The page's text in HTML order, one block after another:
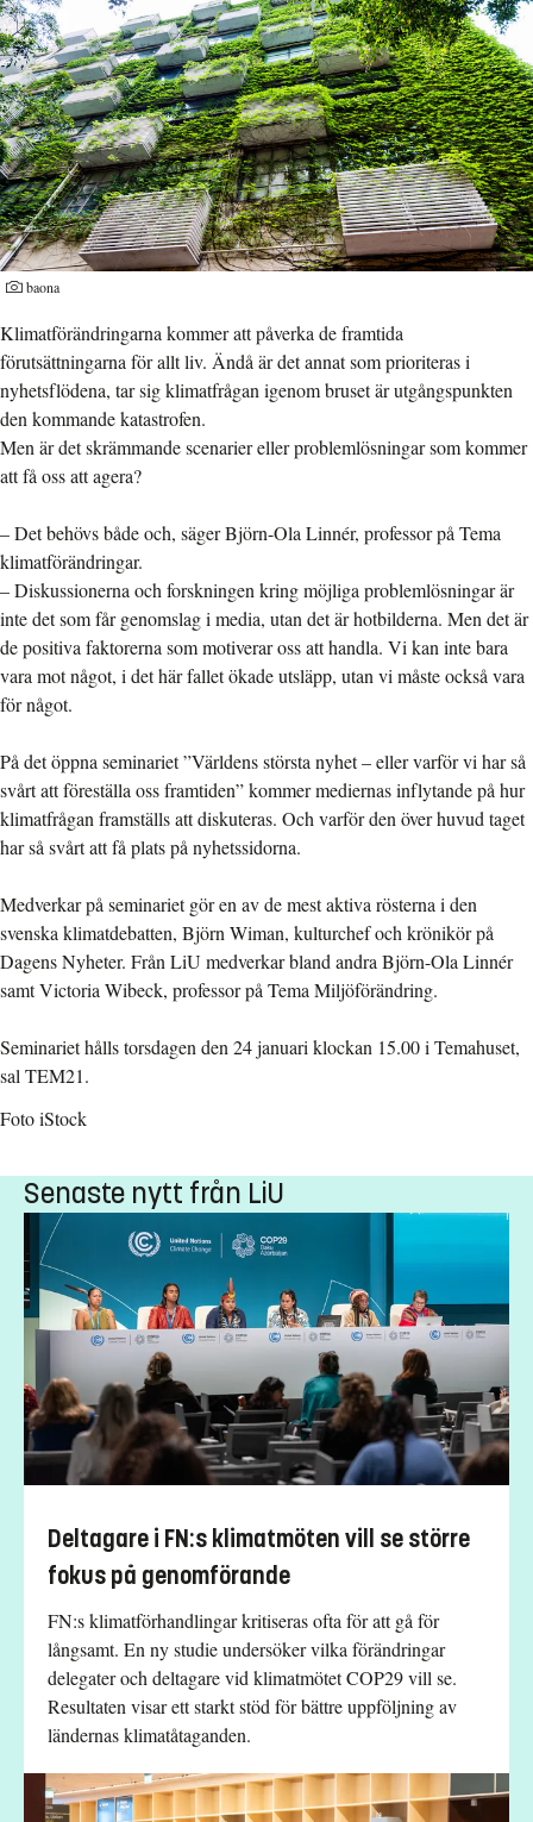
baona
Klimatförändringarna kommer att påverka de framtida
förutsättningarna för allt liv. Ändå är det annat som prioriteras i
nyhetsflödena, tar sig klimatfrågan igenom bruset är utgångspunkten
den kommande katastrofen.
Men är det skrämmande scenarier eller problemlösningar som kommer
att få oss att agera?
– Det behövs både och, säger Björn-Ola Linnér, professor på Tema
klimatförändringar.
– Diskussionerna och forskningen kring möjliga problemlösningar är
inte det som får genomslag i media, utan det är hotbilderna. Men det är
de positiva faktorerna som motiverar oss att handla. Vi kan inte bara
vara mot något, i det här fallet ökade utsläpp, utan vi måste också vara
för något.
På det öppna seminariet ”Världens största nyhet – eller varför vi har så
svårt att föreställa oss framtiden” kommer mediernas inflytande på hur
klimatfrågan framställs att diskuteras. Och varför den över huvud taget
har så svårt att få plats på nyhetssidorna.
Medverkar på seminariet gör en av de mest aktiva rösterna i den
svenska klimatdebatten, Björn Wiman, kulturchef och krönikör på
Dagens Nyheter. Från LiU medverkar bland andra Björn-Ola Linnér
samt Victoria Wibeck, professor på Tema Miljöförändring.
Seminariet hålls torsdagen den 24 januari klockan 15.00 i Temahuset,
sal TEM21.
Foto iStock
Senaste nytt från LiU
Deltagare i FN:s klimatmöten vill se större
fokus på genomförande
FN:s klimatförhandlingar kritiseras ofta för att gå för
långsamt. En ny studie undersöker vilka förändringar
delegater och deltagare vid klimatmötet COP29 vill se.
Resultaten visar ett starkt stöd för bättre uppföljning av
ländernas klimatåtaganden.